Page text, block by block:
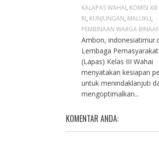
KALAPAS WAHAI, KOMISI XIII
RI, KUNJUNGAN, MALUKU,
PEMBINAAN WARGA
Ambon,
Lembaga
(Lapas) Kelas III Wahai
menyatakan kesiapan
untuk menindaklanjuti
mengoptimalkan...
KOMENTAR ANDA: